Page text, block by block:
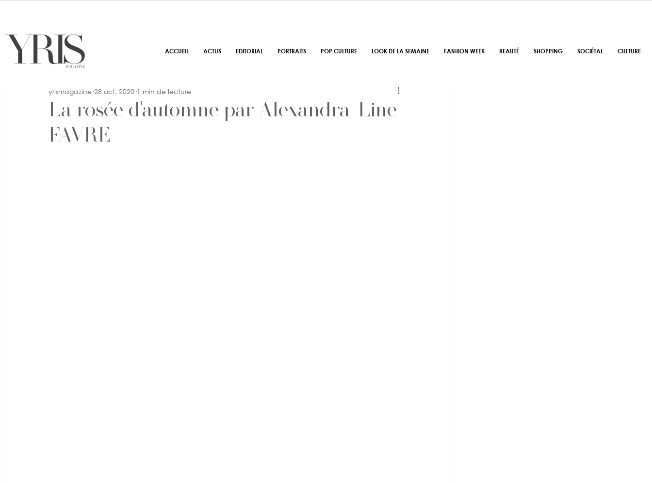
La rosée d'automne par Alexandra-Line
FAVRE
yrismagazine 28 oct. 2020 1 min de lecture
ACCUEIL ACTUS EDITORIAL PORTRAITS POP CULTURE LOOK DE LA SEMAINE FASHION WEEK BEAUTÉ SHOPPING SOCIÉTAL CULTURE